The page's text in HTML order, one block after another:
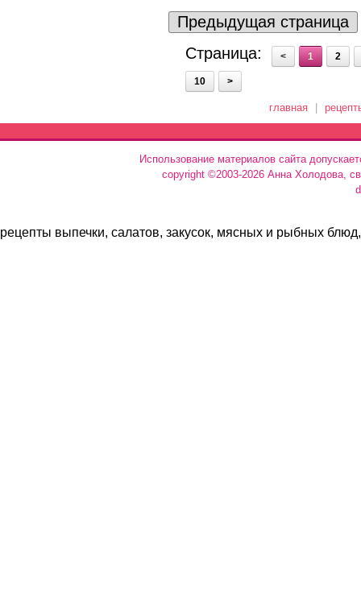
Предыдущая страница
Страница:
< 1 2
10 >
главная
Использование материалов сайта
copyright ©2003-2026 Анна Холодова,
рецепты выпечки, салатов, закусок, мясных и рыбных